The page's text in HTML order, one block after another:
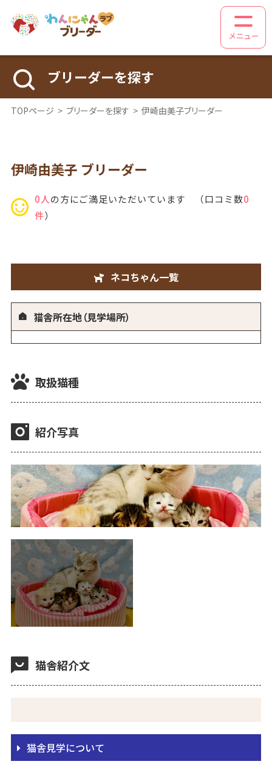
メニュー
ブリーダーを探す
TOPページ > ブリーダーを探す > 伊崎由美子ブリーダー
伊崎由美子 ブリーダー
0人の方にご満足いただいています （口コミ数0
件）
ネコちゃん一覧
猫舎所在地（見学場所）
取扱猫種
紹介写真
猫舎紹介文
猫舎見学について